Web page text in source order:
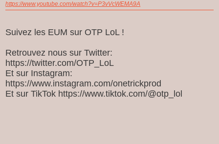
https://www.youtube.com/watch?v=P3vVcWEMA9A
Suivez les EUM sur OTP LoL !
Retrouvez nous sur Twitter:
https://twitter.com/OTP_LoL
Et sur Instagram:
https://www.instagram.com/onetrickprod
Et sur TikTok https://www.tiktok.com/@otp_lol